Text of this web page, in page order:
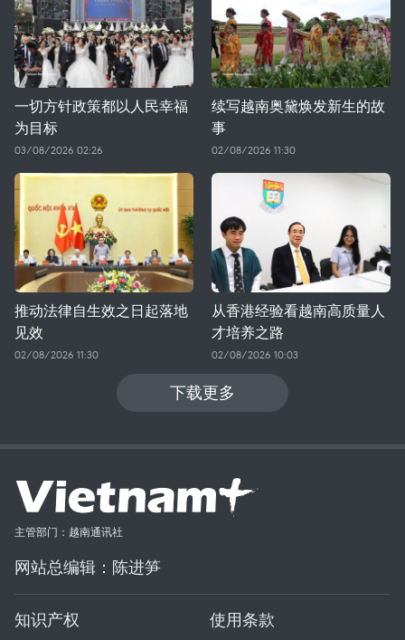
一切方针政策都以人民幸福
为目标
03/08/2026 02:26
续写越南奥黛焕发新生的故
事
02/08/2026 11:30
推动法律自生效之日起落地
见效
02/08/2026 11:30
从香港经验看越南高质量人
才培养之路
02/08/2026 10:03
下载更多
主管部门：越南通讯社
网站总编辑：陈进笋
知识产权 使用条款